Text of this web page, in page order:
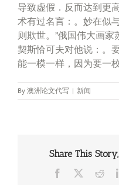
导致虚假．反而达到更
术有过名言：。妙在似
则欺世。”俄国伟大画
契斯恰可夫对他说：。
能一模一样，因为要一
By 澳洲论文代写 | 新闻
Share This
Facebook